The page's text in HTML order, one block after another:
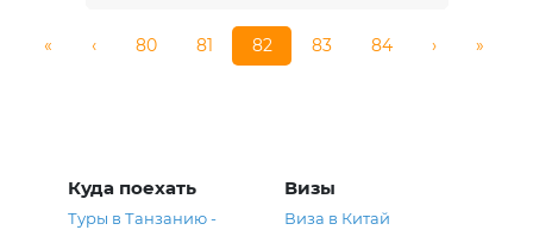
« ‹ 80 81 82 83 84 › »
Куда поехать
Туры в Танзанию -
Визы
Виза в Китай